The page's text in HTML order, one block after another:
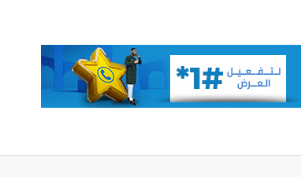
ولايات(مقاييس)
مجلس الوزراء يعقد اجتماعه الأسبوعي